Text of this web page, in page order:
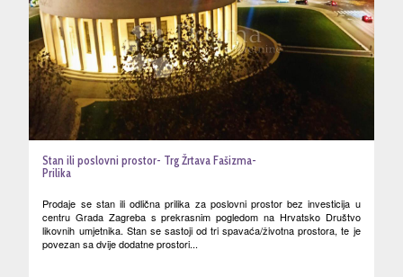
Stan ili poslovni prostor- Trg Žrtava Fašizma-
Prilika
Prodaje se stan ili odlična prilika za poslovni prostor bez investicija u
centru Grada Zagreba s prekrasnim pogledom na Hrvatsko Društvo
likovnih umjetnika. Stan se sastoji od tri spavaća/životna prostora, te je
povezan sa dvije dodatne prostori...